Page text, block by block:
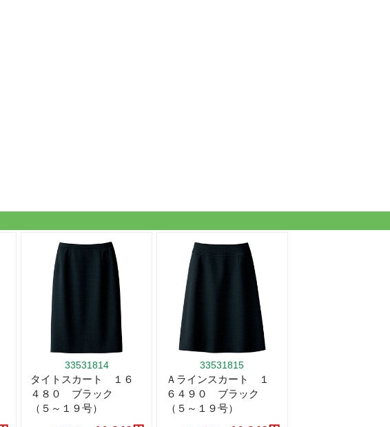
33531814
タイトスカート １６
４８０ ブラック
（５～１９号）
33531815
Ａラインスカート １
６４９０ ブラック
（５～１９号）